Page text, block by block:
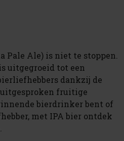
Pale Ale) is niet te stoppen.
uitgegroeid tot een
dankzij de
fruitige
bierdrinker bent of
met IPA bier ontdek